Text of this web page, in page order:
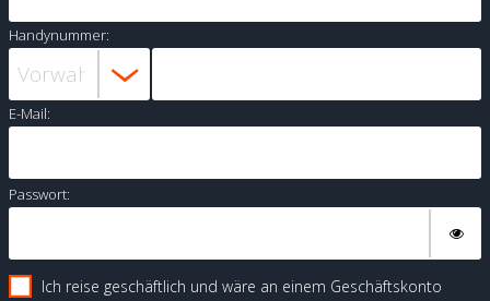
Handynummer:
E-Mail:
Passwort:
Ich reise geschäftlich und wäre an einem Geschäftskonto